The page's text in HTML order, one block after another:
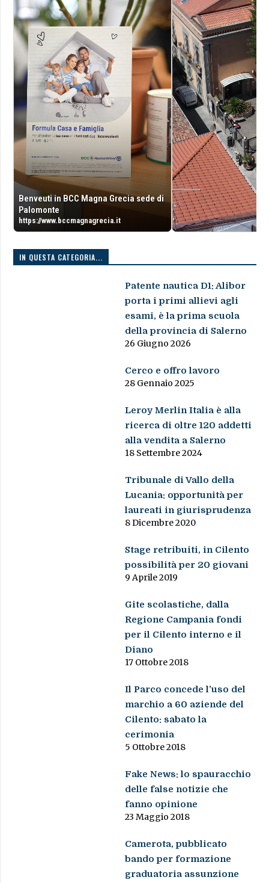
Benveuti in BCC Magna Grecia sede di
Palomonte
https://www.bccmagnagrecia.it
IN QUESTA CATEGORIA...
Patente nautica D1: Alibor
porta i primi allievi agli
esami, è la prima scuola
della provincia di Salerno
26 Giugno 2026
Cerco e offro lavoro
28 Gennaio 2025
Leroy Merlin Italia è alla
ricerca di oltre 120 addetti
alla vendita a Salerno
18 Settembre 2024
Tribunale di Vallo della
Lucania: opportunità per
laureati in giurisprudenza
8 Dicembre 2020
Stage retribuiti, in Cilento
possibilità per 20 giovani
9 Aprile 2019
Gite scolastiche, dalla
Regione Campania fondi
per il Cilento interno e il
Diano
17 Ottobre 2018
Il Parco concede l’uso del
marchio a 60 aziende del
Cilento: sabato la
cerimonia
5 Ottobre 2018
Fake News: lo spauracchio
delle false notizie che
fanno opinione
23 Maggio 2018
Camerota, pubblicato
bando per formazione
graduatoria assunzione